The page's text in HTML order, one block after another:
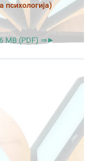
психологија)
MB (PDF) ⇒►